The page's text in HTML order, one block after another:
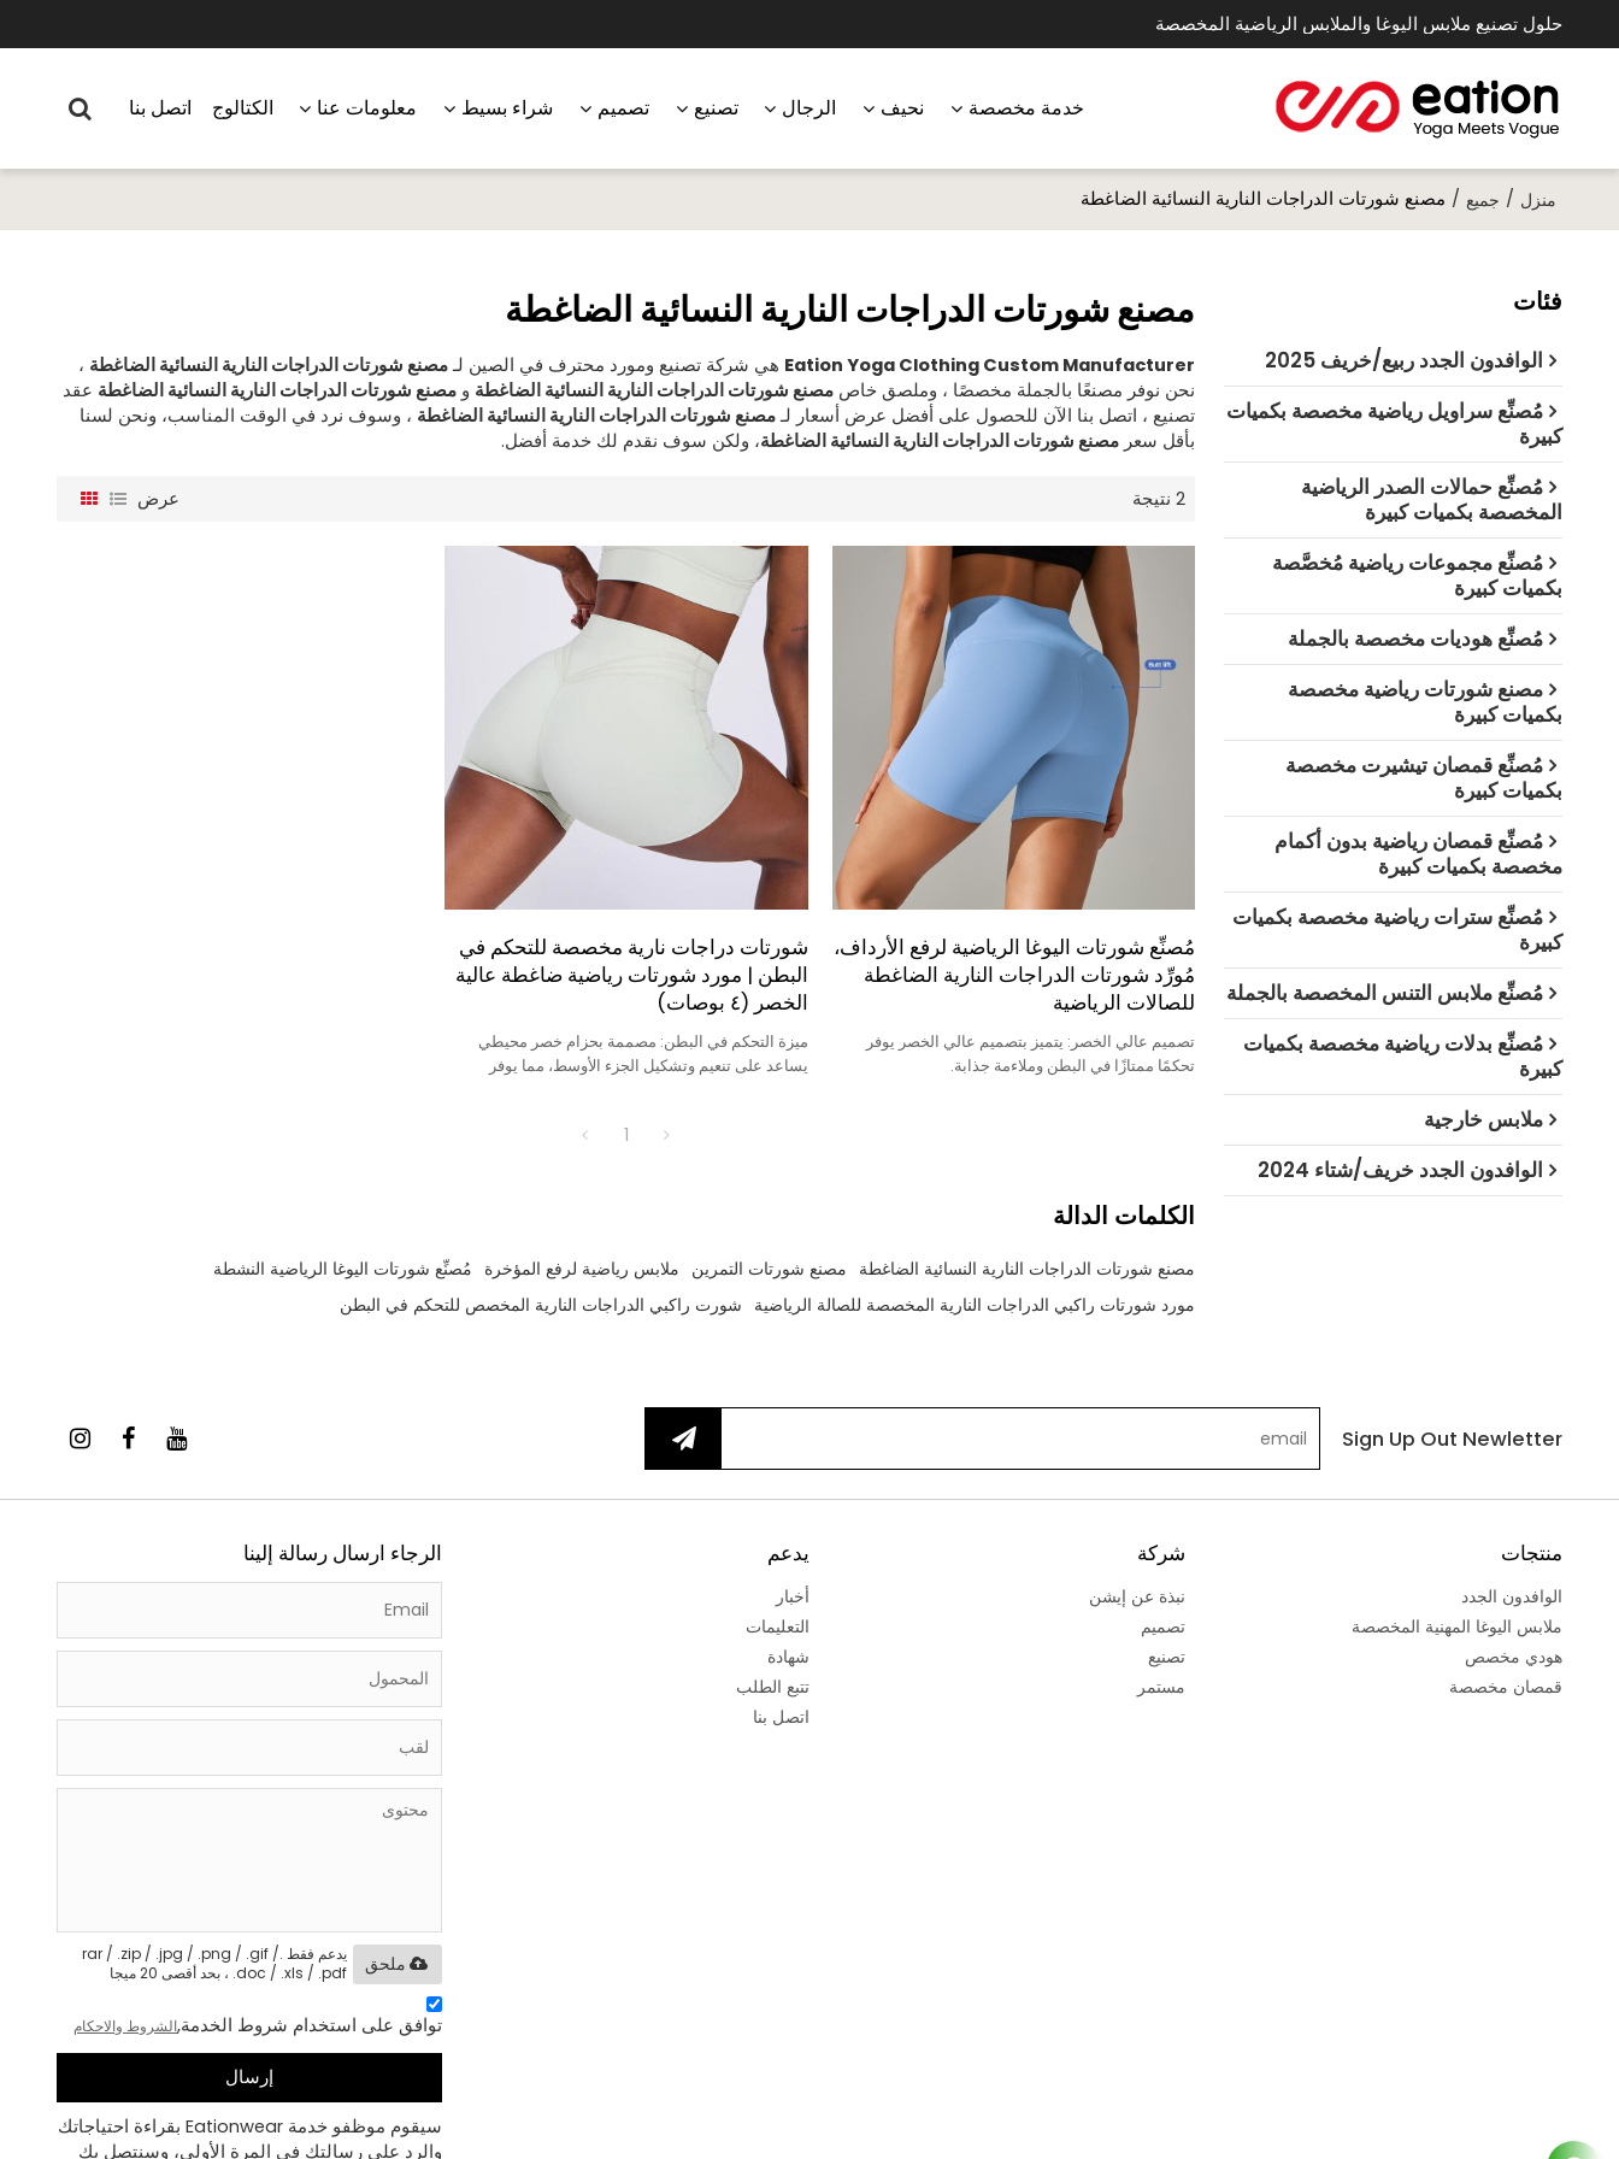
حلول تصنيع ملابس اليوغا والملابس الرياضية المخصصة
خدمة مخصصة نحيف الرجال تصنيع تصميم شراء بسيط معلومات عنا الكتالوج اتصل بنا
منزل / جميع / مصنع شورتات الدراجات النارية النسائية الضاغطة
مصنع شورتات الدراجات النارية النسائية الضاغطة
Eation Yoga Clothing Custom Manufacturer هي شركة تصنيع ومورد محترف في الصين لـمصنع شورتات الدراجات النارية النسائية الضاغطة ،
نحن نوفر مصنعًا بالجملة مخصصًا ، وملصق خاص مصنع شورتات الدراجات النارية النسائية الضاغطة و مصنع شورتات الدراجات النارية النسائية الضاغطة عقد
تصنيع ، اتصل بنا الآن للحصول على أفضل عرض أسعار لـمصنع شورتات الدراجات النارية النسائية الضاغطة ، وسوف نرد في الوقت المناسب، ونحن لسنا
بأقل سعر مصنع شورتات الدراجات النارية النسائية الضاغطة، ولكن سوف نقدم لك خدمة أفضل.
2 نتيجة عرض
مُصنِّع شورتات اليوغا الرياضية لرفع الأرداف،
مُورِّد شورتات الدراجات النارية الضاغطة
للصالات الرياضية
تصميم عالي الخصر: يتميز بتصميم عالي الخصر يوفر
تحكمًا ممتازًا في البطن وملاءمة جذابة.
شورتات دراجات نارية مخصصة للتحكم في
البطن | مورد شورتات رياضية ضاغطة عالية
الخصر (٤ بوصات)
ميزة التحكم في البطن: مصممة بحزام خصر محيطي
يساعد على تنعيم وتشكيل الجزء الأوسط، مما يوفر
1
الكلمات الدالة
مصنع شورتات الدراجات النارية النسائية الضاغطة مصنع شورتات التمرين ملابس رياضية لرفع المؤخرة مُصنِّع شورتات اليوغا الرياضية النشطة
مورد شورتات راكبي الدراجات النارية المخصصة للصالة الرياضية شورت راكبي الدراجات النارية المخصص للتحكم في البطن
فئات
الوافدون الجدد ربيع/خريف 2025
مُصنِّع سراويل رياضية مخصصة بكميات
كبيرة
مُصنِّع حمالات الصدر الرياضية
المخصصة بكميات كبيرة
مُصنِّع مجموعات رياضية مُخصَّصة
بكميات كبيرة
مُصنِّع هوديات مخصصة بالجملة
مصنع شورتات رياضية مخصصة
بكميات كبيرة
مُصنِّع قمصان تيشيرت مخصصة
بكميات كبيرة
مُصنِّع قمصان رياضية بدون أكمام
مخصصة بكميات كبيرة
مُصنِّع سترات رياضية مخصصة بكميات
كبيرة
مُصنِّع ملابس التنس المخصصة بالجملة
مُصنِّع بدلات رياضية مخصصة بكميات
كبيرة
ملابس خارجية
الوافدون الجدد خريف/شتاء 2024
Sign Up Out Newletter
منتجات
الوافدون الجدد
ملابس اليوغا المهنية المخصصة
هودي مخصص
قمصان مخصصة
شركة
نبذة عن إيشن
تصميم
تصنيع
مستمر
يدعم
أخبار
التعليمات
شهادة
تتبع الطلب
اتصل بنا
الرجاء ارسال رسالة إلينا
يدعم فقط .rar / .zip / .jpg / .png / .gif /
.doc / .xls / .pdf ، بحد أقصى 20 ميجا
ملحق
توافق على استخدام شروط الخدمة,الشروط والاحكام
إرسال
سيقوم موظفو خدمة Eationwear بقراءة احتياجاتك
والرد على رسالتك في المرة الأولى، وسنتصل بك